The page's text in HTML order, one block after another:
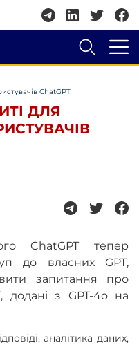
ChatGPT
ДЛЯ
ChatGPT тепер
до власних GPT,
запитання про
додані з GPT-4o на
аналітика даних,